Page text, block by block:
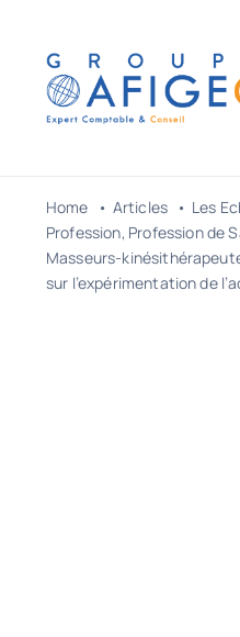
contenu
Home Articles
Les
Profession Profession de
Masseurs-
sur l’expérimentation de